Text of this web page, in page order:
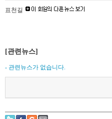
표천길
[관련뉴스]
- 관련뉴스가 없습니다.